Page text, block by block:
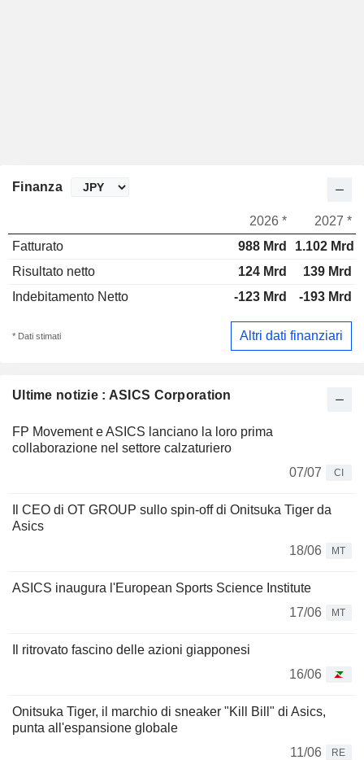
Ultime notizie : ASICS Corporation
FP Movement e ASICS lanciano la loro prima
collaborazione nel settore calzaturiero
07/07
CI
Il CEO di OT GROUP sullo spin-off di Onitsuka Tiger da
Asics
18/06
MT
ASICS inaugura l'European Sports Science Institute
17/06
MT
Il ritrovato fascino delle azioni giapponesi
16/06
Onitsuka Tiger, il marchio di sneaker "Kill Bill" di Asics,
punta all'espansione globale
11/06
RE
Finanza
2026 *
2027 *
Fatturato
988 Mrd
1.102 Mrd
Risultato netto
124 Mrd
139 Mrd
Indebitamento Netto
-123 Mrd -193 Mrd
* Dati stimati Altri dati finanziari